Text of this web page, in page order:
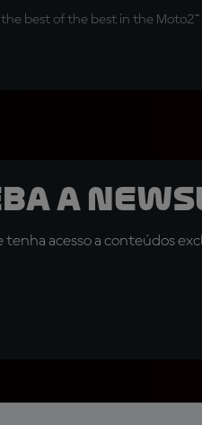
best of the best in the Moto2™
a
acesso a conteúdos